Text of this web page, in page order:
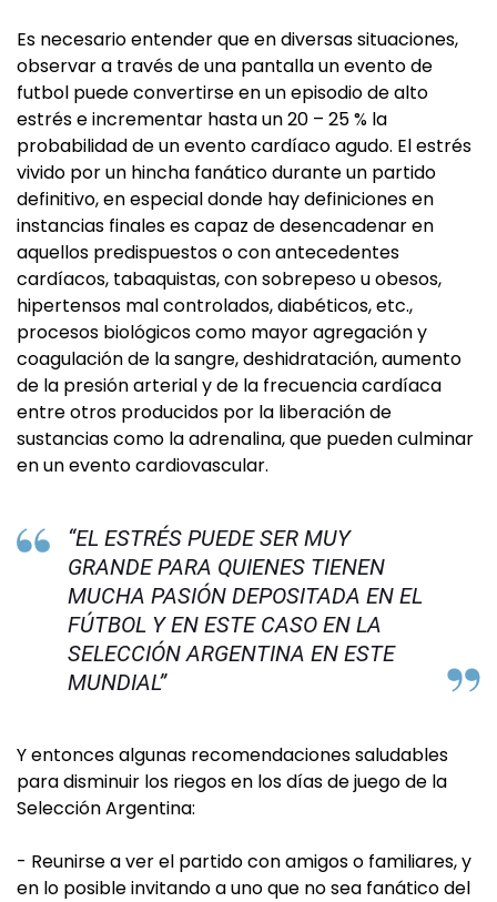
Es necesario entender que en diversas situaciones,
observar a través de una pantalla un evento de
futbol puede convertirse en un episodio de alto
estrés e incrementar hasta un 20 – 25 % la
probabilidad de un evento cardíaco agudo. El estrés
vivido por un hincha fanático durante un partido
definitivo, en especial donde hay definiciones en
instancias finales es capaz de desencadenar en
aquellos predispuestos o con antecedentes
cardíacos, tabaquistas, con sobrepeso u obesos,
hipertensos mal controlados, diabéticos, etc.,
procesos biológicos como mayor agregación y
coagulación de la sangre, deshidratación, aumento
de la presión arterial y de la frecuencia cardíaca
entre otros producidos por la liberación de
sustancias como la adrenalina, que pueden culminar
en un evento cardiovascular.
“EL ESTRÉS PUEDE SER MUY
GRANDE PARA QUIENES TIENEN
MUCHA PASIÓN DEPOSITADA EN EL
FÚTBOL Y EN ESTE CASO EN LA
SELECCIÓN ARGENTINA EN ESTE
MUNDIAL”
Y entonces algunas recomendaciones saludables
para disminuir los riegos en los días de juego de la
Selección Argentina:
- Reunirse a ver el partido con amigos o familiares, y
en lo posible invitando a uno que no sea fanático del